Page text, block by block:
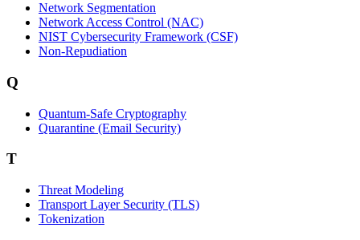
Network Segmentation
Network Access Control (NAC)
NIST Cybersecurity Framework (CSF)
Non-Repudiation
Q
Quantum-Safe Cryptography
Quarantine (Email Security)
T
Threat Modeling
Transport Layer Security (TLS)
Tokenization